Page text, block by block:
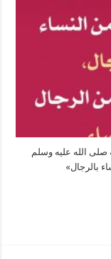
الله عليه وسلم
بالرجال»